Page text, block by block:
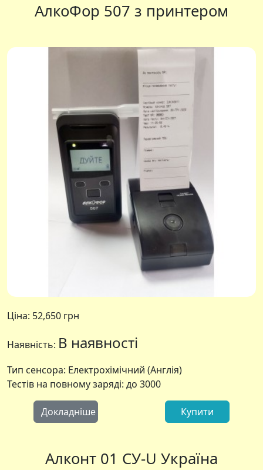
АлкоФор 507 з принтером
Ціна: 52,650 грн
Наявність: В наявності
Тип сенсора: Електрохімічний (Англія)
Тестів на повному заряді: до 3000
Докладніше Купити
Алконт 01 СУ-U Україна